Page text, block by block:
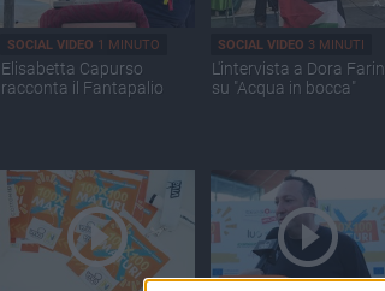
SOCIAL VIDEO 1 MINUTO
Elisabetta Capurso
racconta il Fantapalio
SOCIAL VIDEO 3 MINUTI
L'intervista a Dora
su "Acqua in bocca"